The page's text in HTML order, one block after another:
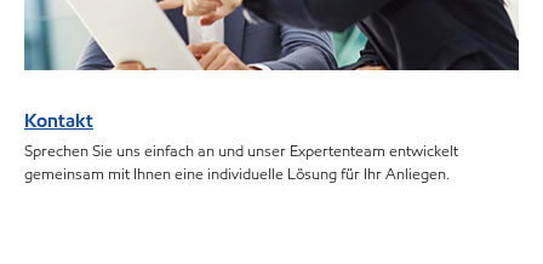
Kontakt
Sprechen Sie uns einfach an und unser Expertenteam entwickelt
gemeinsam mit Ihnen eine individuelle Lösung für Ihr Anliegen.